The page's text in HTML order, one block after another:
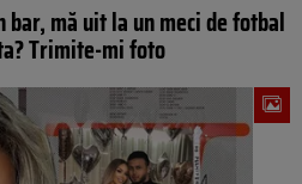
mă uit la un meci de fotbal
Trimite-mi foto